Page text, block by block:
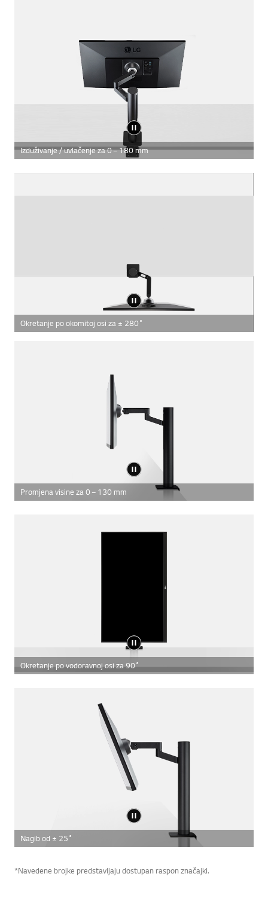
Izduživanje / uvlačenje za 0 – 180 mm
Okretanje po okomitoj osi za ± 280˚
Promjena visine za 0 – 130 mm
Okretanje po vodoravnoj osi za 90˚
Nagib od ± 25˚
*Navedene brojke predstavljaju dostupan raspon značajki.